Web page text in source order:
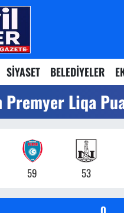
SİYASET BELEDİYELER
Premyer Liqa
59 53